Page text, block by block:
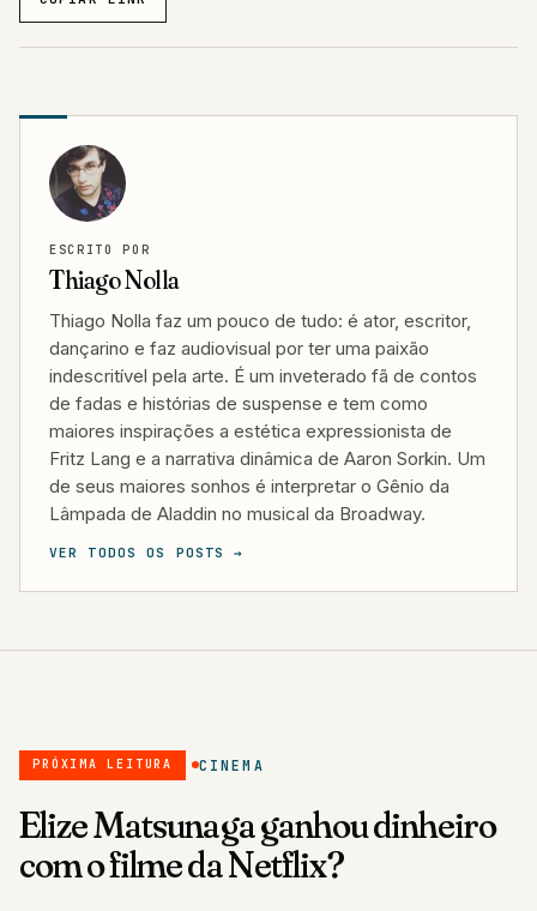
ESCRITO POR
Thiago Nolla
Thiago Nolla faz um pouco de tudo: é ator, escritor,
dançarino e faz audiovisual por ter uma paixão
indescritível pela arte. É um inveterado fã de contos
de fadas e histórias de suspense e tem como
maiores inspirações a estética expressionista de
Fritz Lang e a narrativa dinâmica de Aaron Sorkin. Um
de seus maiores sonhos é interpretar o Gênio da
Lâmpada de Aladdin no musical da Broadway.
VER TODOS OS POSTS →
PRÓXIMA LEITURA CINEMA
Elize Matsunaga ganhou dinheiro
com o filme da Netflix?